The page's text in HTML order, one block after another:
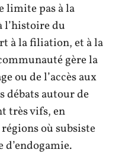
limite pas à la
l’histoire du
à la filiation, et à la
gère la
ou de l’accès aux
débats autour de
très vifs, en
où subsiste